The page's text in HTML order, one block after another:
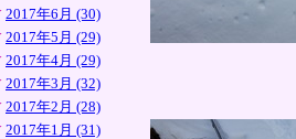
2017年6月 (30)
2017年5月 (29)
2017年4月 (29)
2017年3月 (32)
2017年2月 (28)
2017年1月 (31)